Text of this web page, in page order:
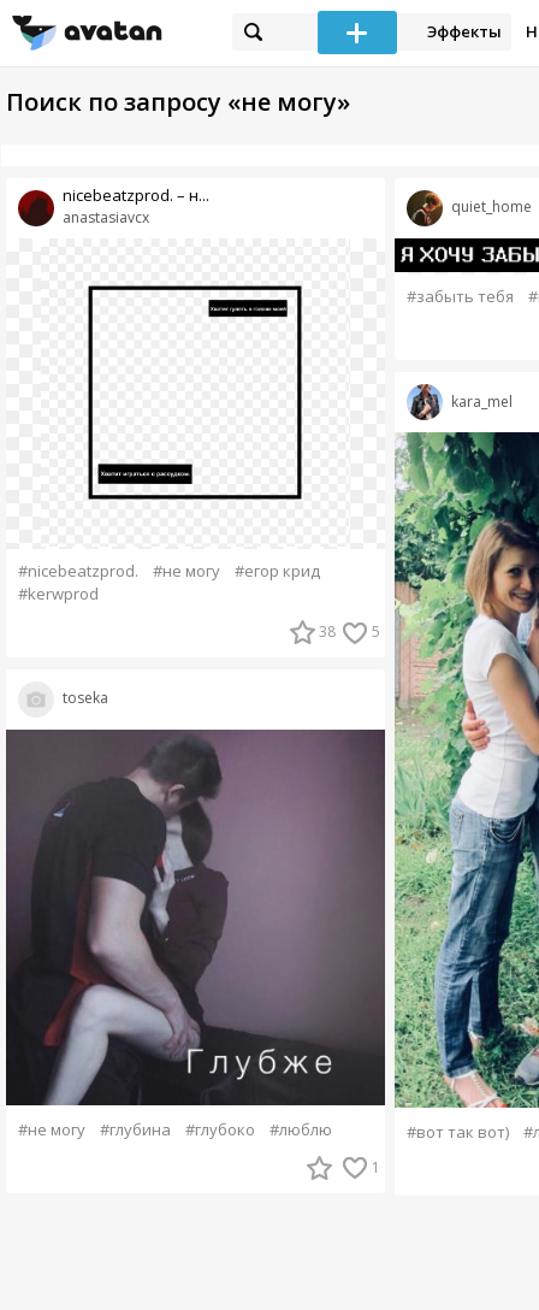
Эффекты
Поиск по запросу «не могу»
anastasiavcx
nicebeatzprod. – н...
#nicebeatzprod. #не могу
#егор крид
#kerwprod
38 5
toseka
#не могу #глубина #глубоко #люблю
1
quiet_home
#забыть тебя
kara_mel
#вот так вот)